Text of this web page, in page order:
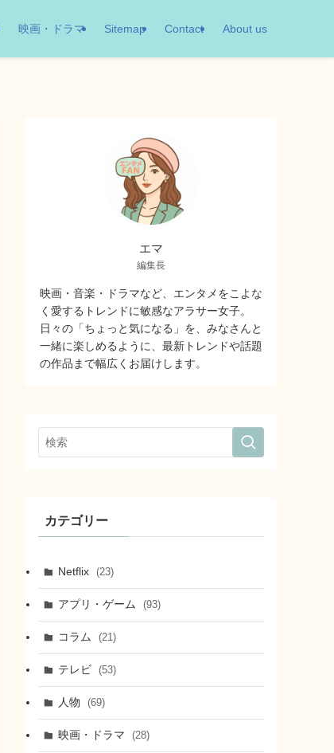
映画・ドラマ Sitemap Contact About us
エマ
編集長
映画・音楽・ドラマなど、エンタメをこよな
く愛するトレンドに敏感なアラサー女子。
日々の「ちょっと気になる」を、みなさんと
一緒に楽しめるように、最新トレンドや話題
の作品まで幅広くお届けします。
カテゴリー
Netflix (23)
アプリ・ゲーム (93)
コラム (21)
テレビ (53)
人物 (69)
映画・ドラマ (28)